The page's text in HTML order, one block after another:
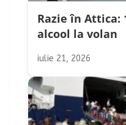
Razie în Attica:
alcool la volan
iulie 21, 2026